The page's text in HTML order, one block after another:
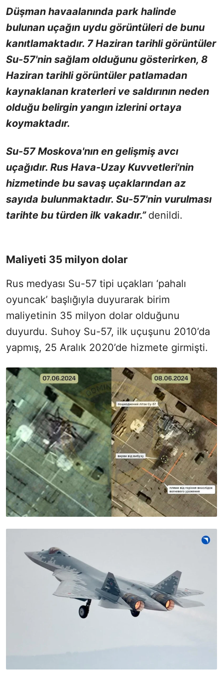
Düşman havaalanında park halinde
bulunan uçağın uydu görüntüleri de bunu
kanıtlamaktadır. 7 Haziran tarihli görüntüler
Su-57'nin sağlam olduğunu gösterirken, 8
Haziran tarihli görüntüler patlamadan
kaynaklanan kraterleri ve saldırının neden
olduğu belirgin yangın izlerini ortaya
koymaktadır.
Su-57 Moskova'nın en gelişmiş avcı
uçağıdır. Rus Hava-Uzay Kuvvetleri'nin
hizmetinde bu savaş uçaklarından az
sayıda bulunmaktadır. Su-57'nin vurulması
tarihte bu türden ilk vakadır.” denildi.
Maliyeti 35 milyon dolar
Rus medyası Su-57 tipi uçakları ‘pahalı
oyuncak’ başlığıyla duyurarak birim
maliyetinin 35 milyon dolar olduğunu
duyurdu. Suhoy Su-57, ilk uçuşunu 2010’da
yapmış, 25 Aralık 2020’de hizmete girmişti.